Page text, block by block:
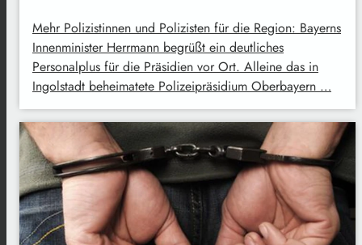
Mehr Polizistinnen und Polizisten für die Region: Bayerns
Innenminister Herrmann begrüßt ein deutliches
Personalplus für die Präsidien vor Ort. Alleine das in
Ingolstadt beheimatete Polizeipräsidium Oberbayern …